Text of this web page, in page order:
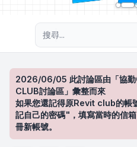
2026/06/05 此討論區由「協勤
CLUB討論區」彙整而來
如果您還記得原Revit club的帳
記自己的密碼"，填寫當時的信
冊新帳號。